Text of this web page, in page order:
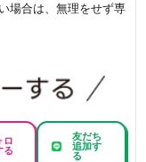
場合は、無理をせず専
ロ
る
友だち
追加す
る